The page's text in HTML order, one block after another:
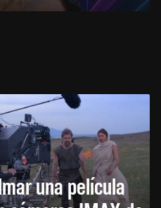
una película